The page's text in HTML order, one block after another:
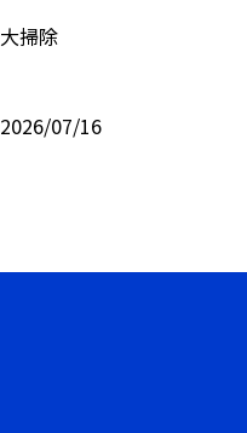
大掃除
2026/07/16